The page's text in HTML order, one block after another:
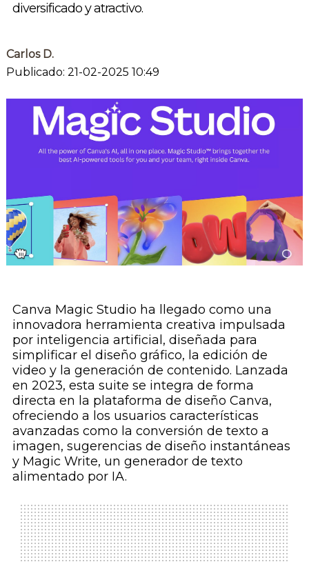
diversificado y atractivo.
Carlos D.
Publicado: 21-02-2025 10:49
Canva Magic Studio ha llegado como una
innovadora herramienta creativa impulsada
por inteligencia artificial, diseñada para
simplificar el diseño gráfico, la edición de
video y la generación de contenido. Lanzada
en 2023, esta suite se integra de forma
directa en la plataforma de diseño Canva,
ofreciendo a los usuarios características
avanzadas como la conversión de texto a
imagen, sugerencias de diseño instantáneas
y Magic Write, un generador de texto
alimentado por IA.